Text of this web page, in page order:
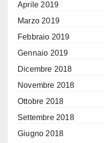
Aprile 2019
Marzo 2019
Febbraio 2019
Gennaio 2019
Dicembre 2018
Novembre 2018
Ottobre 2018
Settembre 2018
Giugno 2018